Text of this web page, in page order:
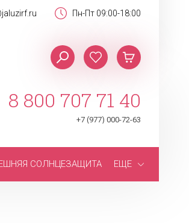
Пн-Пт 09:00-18:00
8 800 707 71 40
+7 (977) 000-72-63
СОЛНЦЕЗАЩИТА ЕЩЕ